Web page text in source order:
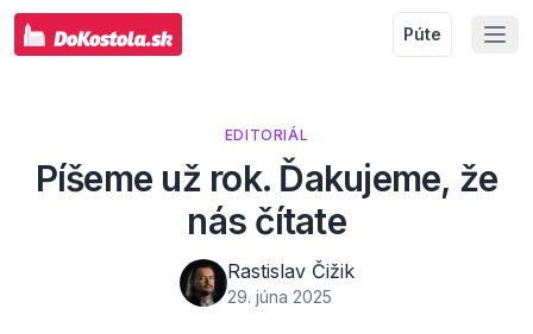
Púte
EDITORIÁL
Píšeme už rok. Ďakujeme, že
nás čítate
Rastislav Čižik
29. júna 2025